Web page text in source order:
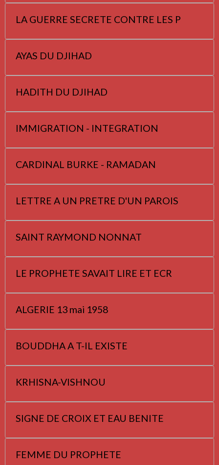
LA GUERRE SECRETE CONTRE LES P
AYAS DU DJIHAD
HADITH DU DJIHAD
IMMIGRATION - INTEGRATION
CARDINAL BURKE - RAMADAN
LETTRE A UN PRETRE D'UN PAROIS
SAINT RAYMOND NONNAT
LE PROPHETE SAVAIT LIRE ET ECR
ALGERIE 13 mai 1958
BOUDDHA A T-IL EXISTE
KRHISNA-VISHNOU
SIGNE DE CROIX ET EAU BENITE
FEMME DU PROPHETE